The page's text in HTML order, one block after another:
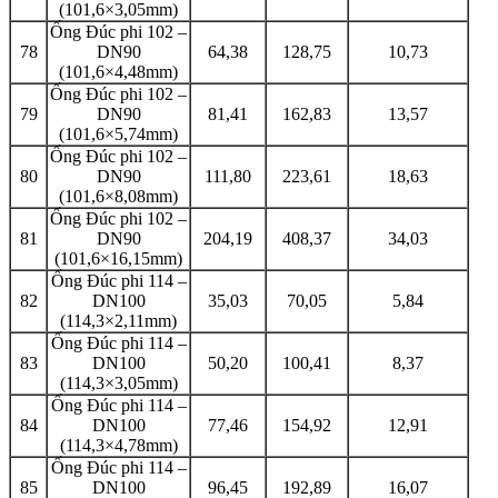
(101,6×3,05mm)
78
Ống Đúc phi 102 –
DN90
(101,6×4,48mm)
64,38 128,75 10,73
79
Ống Đúc phi 102 –
DN90
(101,6×5,74mm)
81,41 162,83 13,57
80
Ống Đúc phi 102 –
DN90
(101,6×8,08mm)
111,80 223,61 18,63
81
Ống Đúc phi 102 –
DN90
(101,6×16,15mm)
204,19 408,37 34,03
82
Ống Đúc phi 114 –
DN100
(114,3×2,11mm)
35,03 70,05 5,84
83
Ống Đúc phi 114 –
DN100
(114,3×3,05mm)
50,20 100,41 8,37
84
Ống Đúc phi 114 –
DN100
(114,3×4,78mm)
77,46 154,92 12,91
85
Ống Đúc phi 114 –
DN100
96,45 192,89 16,07